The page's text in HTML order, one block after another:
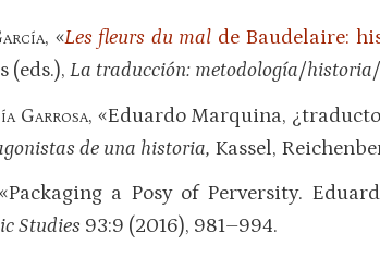
, «Les fleurs du mal de Baudelaire:
(eds.), La traducción: metodología/
Garrosa, «Eduardo Marquina,
de una historia, Kassel,
a Posy of Perversity.
Studies 93:9 (2016), 981–994.